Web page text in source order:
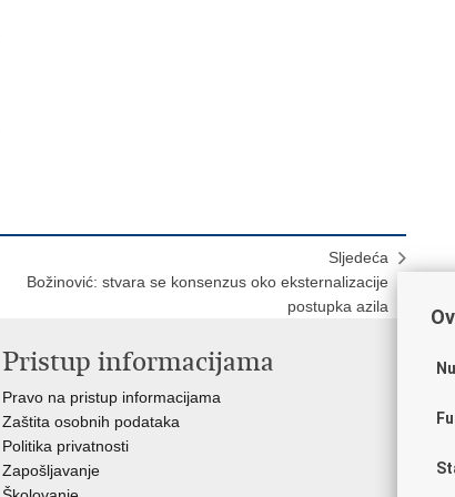
Sljedeća
Božinović: stvara se konsenzus oko eksternalizacije
postupka azila
Pristup informacijama
Pravo na pristup informacijama
Zaštita osobnih podataka
Politika privatnosti
Zapošljavanje